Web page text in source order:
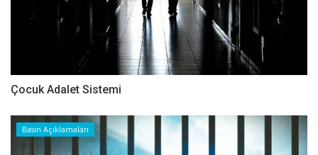
Çocuk Adalet Sistemi
Basın Açıklamaları